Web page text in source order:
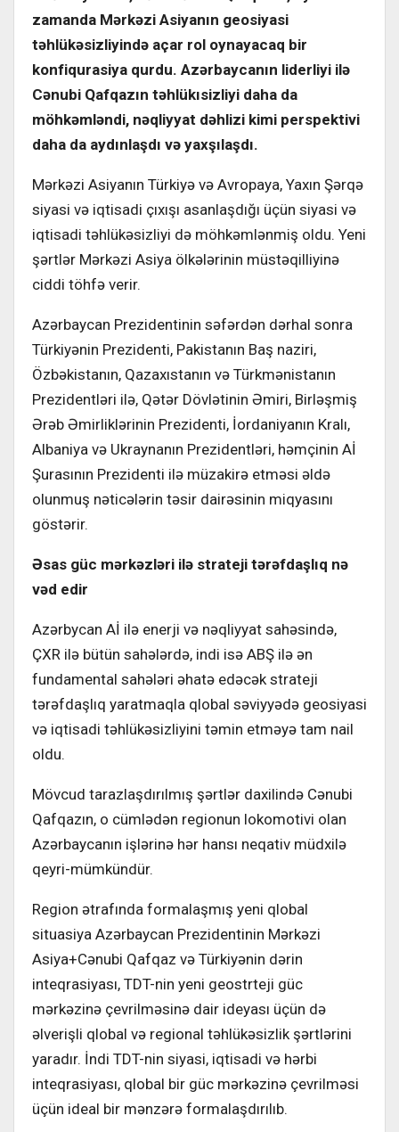
zamanda Mərkəzi Asiyanın geosiyasi
təhlükəsizliyində açar rol oynayacaq bir
konfiqurasiya qurdu. Azərbaycanın liderliyi ilə
Cənubi Qafqazın təhlükısizliyi daha da
möhkəmləndi, nəqliyyat dəhlizi kimi perspektivi
daha da aydınlaşdı və yaxşılaşdı.
Mərkəzi Asiyanın Türkiyə və Avropaya, Yaxın Şərqə
siyasi və iqtisadi çıxışı asanlaşdığı üçün siyasi və
iqtisadi təhlükəsizliyi də möhkəmlənmiş oldu. Yeni
şərtlər Mərkəzi Asiya ölkələrinin müstəqilliyinə
ciddi töhfə verir.
Azərbaycan Prezidentinin səfərdən dərhal sonra
Türkiyənin Prezidenti, Pakistanın Baş naziri,
Özbəkistanın, Qazaxıstanın və Türkmənistanın
Prezidentləri ilə, Qətər Dövlətinin Əmiri, Birləşmiş
Ərəb Əmirliklərinin Prezidenti, İordaniyanın Kralı,
Albaniya və Ukraynanın Prezidentləri, həmçinin Aİ
Şurasının Prezidenti ilə müzakirə etməsi əldə
olunmuş nəticələrin təsir dairəsinin miqyasını
göstərir.
Əsas güc mərkəzləri ilə strateji tərəfdaşlıq nə
vəd edir
Azərbycan Aİ ilə enerji və nəqliyyat sahəsində,
ÇXR ilə bütün sahələrdə, indi isə ABŞ ilə ən
fundamental sahələri əhatə edəcək strateji
tərəfdaşlıq yaratmaqla qlobal səviyyədə geosiyasi
və iqtisadi təhlükəsizliyini təmin etməyə tam nail
oldu.
Mövcud tarazlaşdırılmış şərtlər daxilində Cənubi
Qafqazın, o cümlədən regionun lokomotivi olan
Azərbaycanın işlərinə hər hansı neqativ müdxilə
qeyri-mümkündür.
Region ətrafında formalaşmış yeni qlobal
situasiya Azərbaycan Prezidentinin Mərkəzi
Asiya+Cənubi Qafqaz və Türkiyənin dərin
inteqrasiyası, TDT-nin yeni geostrteji güc
mərkəzinə çevrilməsinə dair ideyası üçün də
əlverişli qlobal və regional təhlükəsizlik şərtlərini
yaradır. İndi TDT-nin siyasi, iqtisadi və hərbi
inteqrasiyası, qlobal bir güc mərkəzinə çevrilməsi
üçün ideal bir mənzərə formalaşdırılıb.